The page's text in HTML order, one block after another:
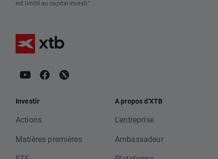
est limité au capital investi."
Investir
Actions
Matières premières
A propos d'XTB
L'entreprise
Ambassadeur